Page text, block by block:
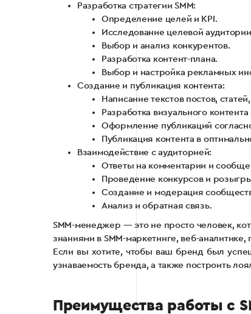
Разработка стратегии SMM:
Определение целей и KPI.
Исследование целевой
Выбор и анализ конкурентов.
Разработка контент-плана.
Выбор и настройка рекламных
Создание и публикация контента:
Написание текстов постов,
Разработка визуального
Оформление публикаций
Публикация контента в
Взаимодействие с аудиторией:
Ответы на комментарии и
Проведение конкурсов и
Создание и модерация
Анализ и обратная связь.
SMM-менеджер — это не просто человек,
знаниями в SMM-маркетинге, веб-
Если вы хотите, чтобы ваш бренд был
узнаваемость бренда, а также построить
Преимущества работы с